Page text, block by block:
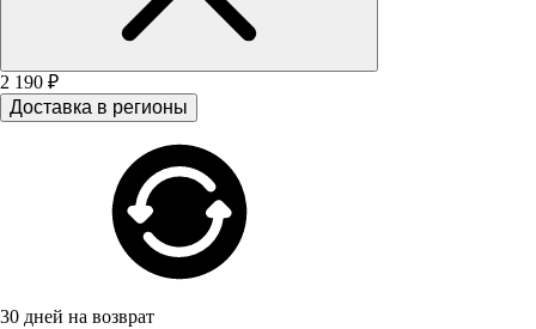
2 190 ₽
Доставка в регионы
30 дней на возврат